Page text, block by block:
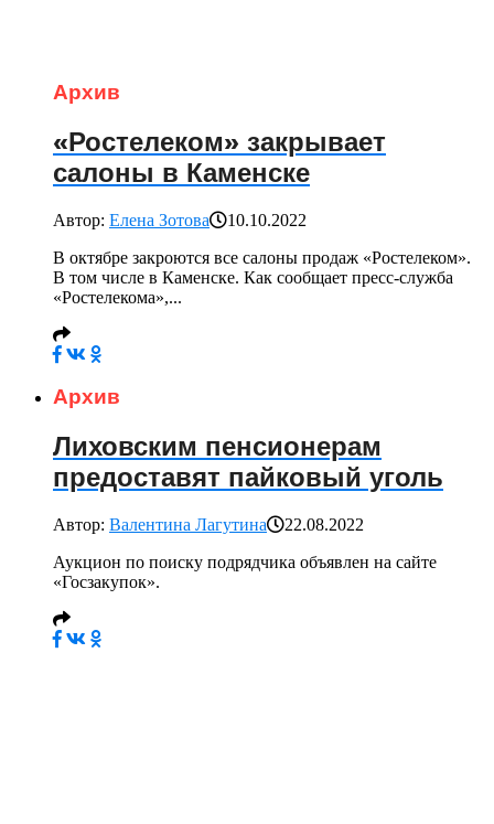
Архив
«Ростелеком» закрывает
салоны в Каменске
Автор: Елена Зотова
10.10.2022
В октябре закроются все салоны продаж «Ростелеком».
В том числе в Каменске. Как сообщает пресс-служба
«Ростелекома»,...
Архив
Лиховским пенсионерам
предоставят пайковый уголь
Автор: Валентина Лагутина
22.08.2022
Аукцион по поиску подрядчика объявлен на сайте
«Госзакупок».